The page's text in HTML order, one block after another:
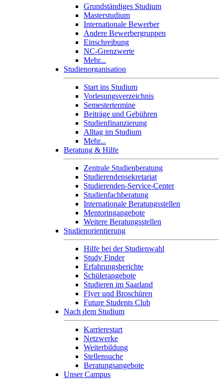
Grundständiges Studium
Masterstudium
Internationale Bewerber
Andere Bewerbergruppen
Einschreibung
NC-Grenzwerte
Mehr...
Studienorganisation
Start ins Studium
Vorlesungsverzeichnis
Semestertermine
Beiträge und Gebühren
Studienfinanzierung
Alltag im Studium
Mehr...
Beratung & Hilfe
Zentrale Studienberatung
Studierendensekretariat
Studierenden-Service-Center
Studienfachberatung
Internationale Beratungsstellen
Mentoringangebote
Weitere Beratungsstellen
Studienorientierung
Hilfe bei der Studienwahl
Study Finder
Erfahrungsberichte
Schülerangebote
Studieren im Saarland
Flyer und Broschüren
Future Students Club
Nach dem Studium
Karrierestart
Netzwerke
Weiterbildung
Stellensuche
Beratungsangebote
Unser Campus